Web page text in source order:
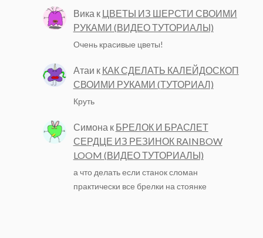
Вика к ЦВЕТЫ ИЗ ШЕРСТИ СВОИМИ
РУКАМИ (ВИДЕО ТУТОРИАЛЫ)
Очень красивые цветы!
Атаи к КАК СДЕЛАТЬ КАЛЕЙДОСКОП
СВОИМИ РУКАМИ (ТУТОРИАЛ)
Круть
Симона к БРЕЛОК И БРАСЛЕТ
СЕРДЦЕ ИЗ РЕЗИНОК RAINBOW
LOOM (ВИДЕО ТУТОРИАЛЫ)
а что делать если станок сломан
практически все брелки на стоянке